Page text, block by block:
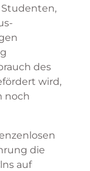
des
wird,
noch
die
auf